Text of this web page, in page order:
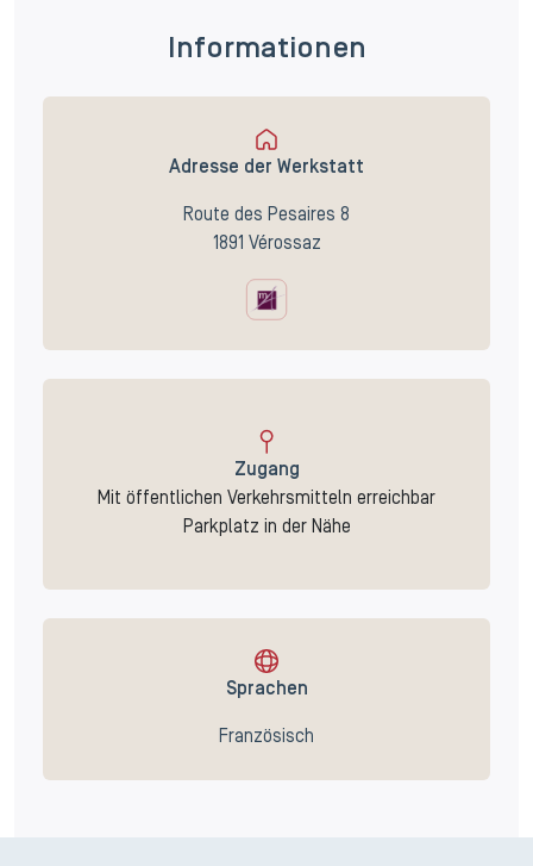
Informationen
Adresse der Werkstatt
Route des Pesaires 8
1891 Vérossaz
Zugang
Mit öffentlichen Verkehrsmitteln erreichbar
Parkplatz in der Nähe
Sprachen
Französisch